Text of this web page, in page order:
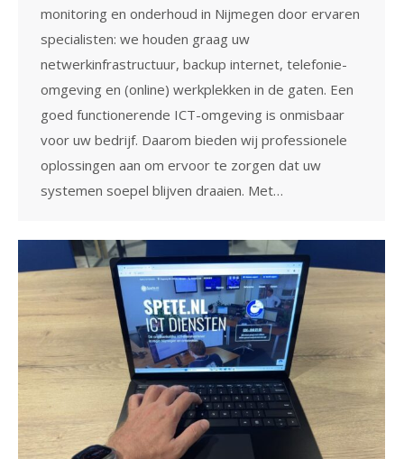
monitoring en onderhoud in Nijmegen door ervaren
specialisten: we houden graag uw
netwerkinfrastructuur, backup internet, telefonie-
omgeving en (online) werkplekken in de gaten. Een
goed functionerende ICT-omgeving is onmisbaar
voor uw bedrijf. Daarom bieden wij professionele
oplossingen aan om ervoor te zorgen dat uw
systemen soepel blijven draaien. Met…